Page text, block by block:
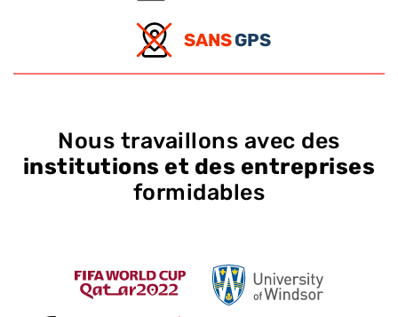
SANSGPS
Nous travaillons avec des
institutions et des entreprises
formidables